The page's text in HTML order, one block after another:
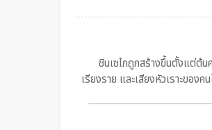
ชินเซไกถูกสร้างขึ้นตั้งแต่ต้
เรียงราย และเสียงหัวเราะขอ